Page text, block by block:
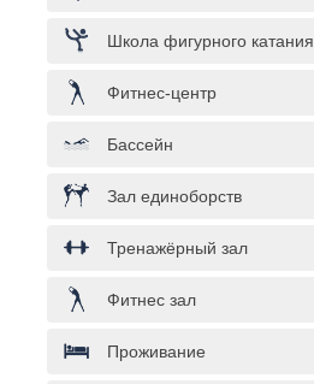
Школа фигурного катания
Фитнес-центр
Бассейн
Зал единоборств
Тренажёрный зал
Фитнес зал
Проживание